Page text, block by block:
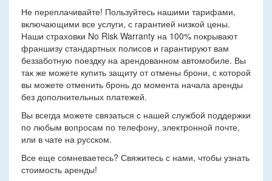
Не переплачивайте! Пользуйтесь нашими тарифами,
включающими все услуги, с гарантией низкой цены.
Наши страховки No Risk Warranty на 100% покрывают
франшизу стандартных полисов и гарантируют вам
беззаботную поездку на арендованном автомобиле. Вы
так же можете купить защиту от отмены брони, с которой
вы можете отменить бронь до момента начала аренды
без дополнительных платежей.
Вы всегда можете связаться с нашей службой поддержки
по любым вопросам по телефону, электронной почте,
или в чате на русском.
Все еще сомневаетесь? Свяжитесь с нами, чтобы узнать
стоимость аренды!